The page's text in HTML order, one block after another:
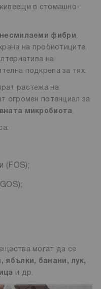
в стомашно-
несмилаеми фибри ,
на пробиотиците.
на
подкрепа за тях.
растежа на
огромен потенциал за
микробиота .
(FOS);
могат да се
ябълки, банани, лук,
и др.